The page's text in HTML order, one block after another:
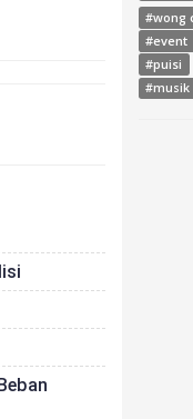
#wong
#event
#puisi
#musik